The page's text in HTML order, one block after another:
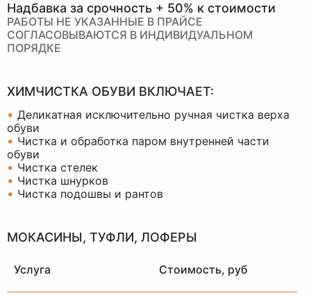
Надбавка за срочность + 50% к стоимости
РАБОТЫ НЕ УКАЗАННЫЕ В ПРАЙСЕ
СОГЛАСОВЫВАЮТСЯ В ИНДИВИДУАЛЬНОМ
ПОРЯДКЕ
ХИМЧИСТКА ОБУВИ ВКЛЮЧАЕТ:
• Деликатная исключительно ручная чистка верха
обуви
• Чистка и обработка паром внутренней части
обуви
• Чистка стелек
• Чистка шнурков
• Чистка подошвы и рантов
МОКАСИНЫ, ТУФЛИ, ЛОФЕРЫ
Услуга Стоимость, руб